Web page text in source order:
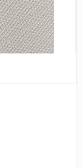
Marburg
..
Prima Italiana